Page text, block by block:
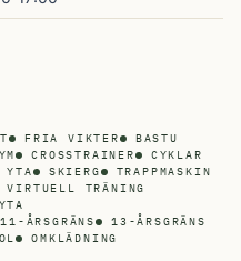
FRIA VIKTER
BASTU
CROSSTRAINER
CYKLAR
YTA SKIERG
TRAPPMASKIN
VIRTUELL TRÄNING
11-ÅRSGRÄNS
13-ÅRSGRÄNS
OMKLÄDNING